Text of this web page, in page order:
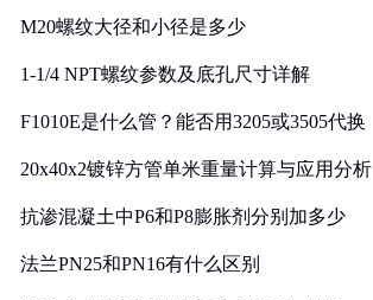
M20螺纹大径和小径是多少
1-1/4 NPT螺纹参数及底孔尺寸详解
F1010E是什么管？能否用3205或3505代换
20x40x2镀锌方管单米重量计算与应用分析
抗渗混凝土中P6和P8膨胀剂分别加多少
法兰PN25和PN16有什么区别